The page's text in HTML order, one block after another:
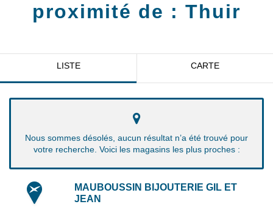
proximité de : Thuir
LISTE CARTE
Nous sommes désolés, aucun résultat n’a été trouvé pour
votre recherche. Voici les magasins les plus proches :
MAUBOUSSIN BIJOUTERIE GIL ET
JEAN